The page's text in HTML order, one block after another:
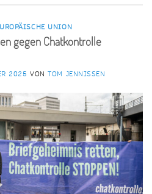
UNION
gegen Chatkontrolle
2025 VONTOM JENNISSEN